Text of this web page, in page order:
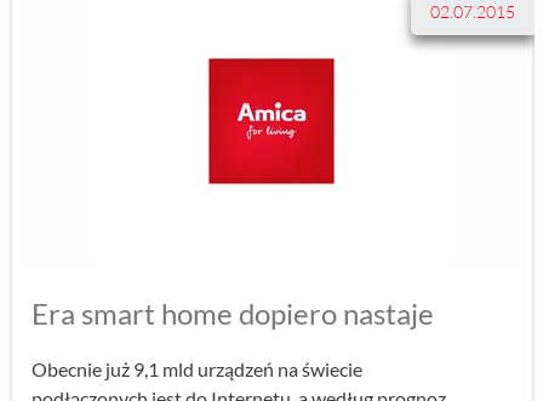
Kontakt
Era smart home dopiero nastaje
Obecnie już 9,1 mld urządzeń na świecie
02.07.2015